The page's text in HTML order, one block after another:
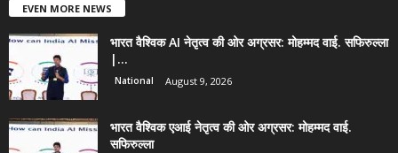
EVEN MORE NEWS
भारत वैश्विक AI नेतृत्व की ओर अग्रसर: मोहम्मद वाई. सफिरुल्ला
|...
National August 9, 2026
भारत वैश्विक एआई नेतृत्व की ओर अग्रसर: मोहम्मद वाई.
सफिरुल्ला